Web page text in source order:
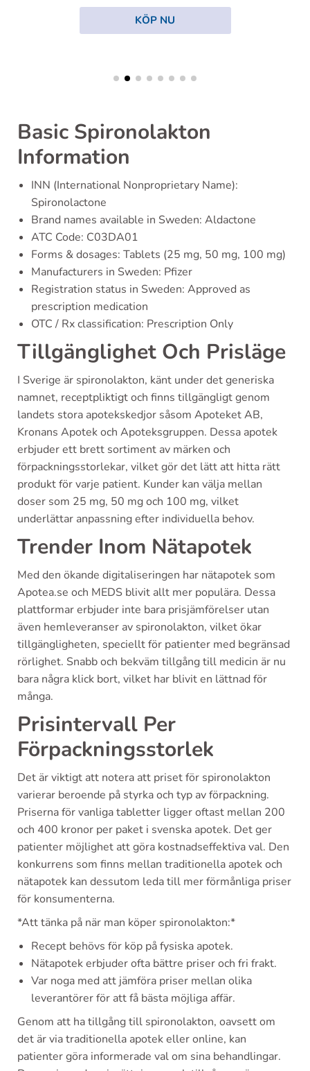
KÖP NU
Basic Spironolakton
Information
INN (International Nonproprietary Name):
Spironolactone
Brand names available in Sweden: Aldactone
ATC Code: C03DA01
Forms & dosages: Tablets (25 mg, 50 mg, 100 mg)
Manufacturers in Sweden: Pfizer
Registration status in Sweden: Approved as
prescription medication
OTC / Rx classification: Prescription Only
Tillgänglighet Och Prisläge
I Sverige är spironolakton, känt under det generiska
namnet, receptpliktigt och finns tillgängligt genom
landets stora apotekskedjor såsom Apoteket AB,
Kronans Apotek och Apoteksgruppen. Dessa apotek
erbjuder ett brett sortiment av märken och
förpackningsstorlekar, vilket gör det lätt att hitta rätt
produkt för varje patient. Kunder kan välja mellan
doser som 25 mg, 50 mg och 100 mg, vilket
underlättar anpassning efter individuella behov.
Trender Inom Nätapotek
Med den ökande digitaliseringen har nätapotek som
Apotea.se och MEDS blivit allt mer populära. Dessa
plattformar erbjuder inte bara prisjämförelser utan
även hemleveranser av spironolakton, vilket ökar
tillgängligheten, speciellt för patienter med begränsad
rörlighet. Snabb och bekväm tillgång till medicin är nu
bara några klick bort, vilket har blivit en lättnad för
många.
Prisintervall Per
Förpackningsstorlek
Det är viktigt att notera att priset för spironolakton
varierar beroende på styrka och typ av förpackning.
Priserna för vanliga tabletter ligger oftast mellan 200
och 400 kronor per paket i svenska apotek. Det ger
patienter möjlighet att göra kostnadseffektiva val. Den
konkurrens som finns mellan traditionella apotek och
nätapotek kan dessutom leda till mer förmånliga priser
för konsumenterna.
*Att tänka på när man köper spironolakton:*
Recept behövs för köp på fysiska apotek.
Nätapotek erbjuder ofta bättre priser och fri frakt.
Var noga med att jämföra priser mellan olika
leverantörer för att få bästa möjliga affär.
Genom att ha tillgång till spironolakton, oavsett om
det är via traditionella apotek eller online, kan
patienter göra informerade val om sina behandlingar.